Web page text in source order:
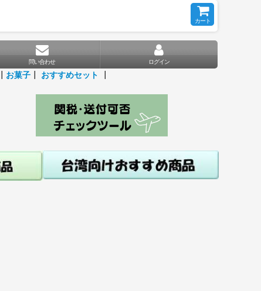
カート
問い合わせ ログイン
お菓子 おすすめセット